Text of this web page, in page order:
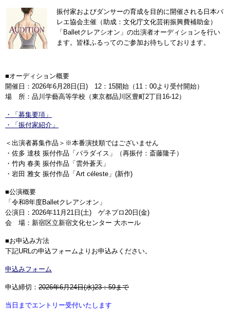
振付家およびダンサーの育成を目的に開催される日本バ
レエ協会主催（助成：文化庁文化芸術振興費補助金）
「Balletクレアシオン」の出演者オーディションを行い
ます。皆様ふるってのご参加お待ちしております。
■オーディション概要
開催日：2026年6月28日(日) 12：15開始（11：00より受付開始）
場 所：品川学藝高等学校（東京都品川区豊町2丁目16-12）
・「募集要項」
・「振付家紹介」
＜出演者募集作品＞※本番演技順ではございません
・佐多 達枝 振付作品「パラダイス」（再振付：斎藤隆子）
・竹内 春美 振付作品「雲外蒼天」
・岩田 雅女 振付作品「Art céleste」(新作)
■公演概要
「令和8年度Balletクレアシオン」
公演日：2026年11月21日(土) ゲネプロ20日(金)
会 場：新宿区立新宿文化センター 大ホール
■お申込み方法
下記URLの申込フォームよりお申込みください。
申込みフォーム
申込締切： 2026年6月24日(水)23：59まで
当日までエントリー受付いたします